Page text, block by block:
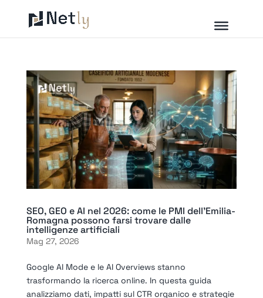
SEO, GEO e AI nel 2026: come le PMI dell’Emilia-
Romagna possono farsi trovare dalle
intelligenze artificiali
Mag 27, 2026
Google AI Mode e le AI Overviews stanno
trasformando la ricerca online. In questa guida
analizziamo dati, impatti sul CTR organico e strategie